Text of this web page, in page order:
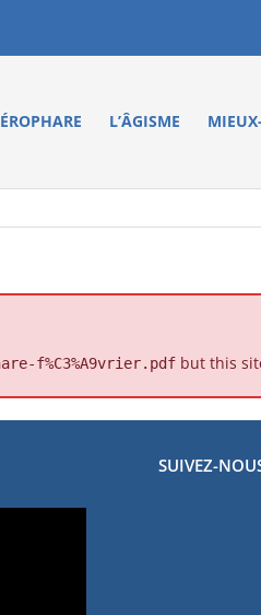
L’ÂGISME
f%C3%A9vrier.pdf but this
SUIVEZ-